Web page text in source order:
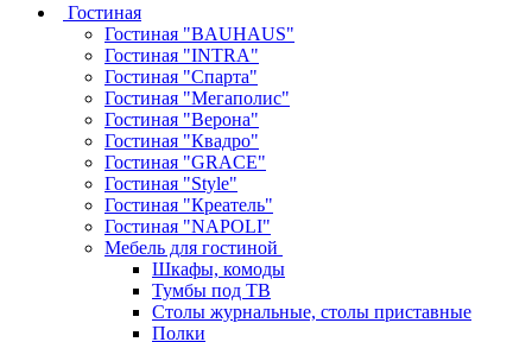
Гостиная
Гостиная "BAUHAUS"
Гостиная "INTRA"
Гостиная "Спарта"
Гостиная "Мегаполис"
Гостиная "Верона"
Гостиная "Квадро"
Гостиная "GRACE"
Гостиная "Style"
Гостиная "Креатель"
Гостиная "NAPOLI"
Мебель для гостиной
Шкафы, комоды
Тумбы под ТВ
Столы журнальные, столы приставные
Полки